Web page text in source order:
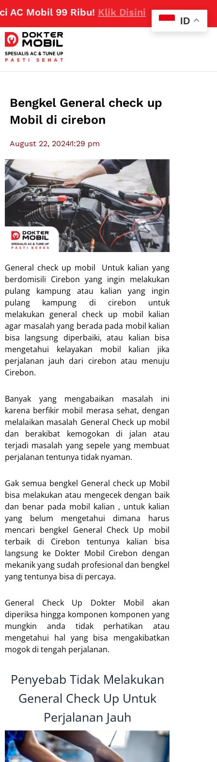
99 Ribu! Klik Disini
Bengkel General check up
Mobil di cirebon
August 22, 20241:29 pm
General check up mobil Untuk kalian yang
berdomisili Cirebon yang ingin melakukan
pulang kampung atau kalian yang ingin
pulang kampung di cirebon untuk
melakukan general check up mobil kalian
agar masalah yang berada pada mobil kalian
bisa langsung diperbaiki, atau kalian bisa
mengetahui kelayakan mobil kalian jika
perjalanan jauh dari cirebon atau menuju
Cirebon.
Banyak yang mengabaikan masalah ini
karena berfikir mobil merasa sehat, dengan
melalaikan masalah General Check up mobil
dan berakibat kemogokan di jalan atau
terjadi masalah yang sepele yang membuat
perjalanan tentunya tidak nyaman.
Gak semua bengkel General check up Mobil
bisa melakukan atau mengecek dengan baik
dan benar pada mobil kalian , untuk kalian
yang belum mengetahui dimana harus
mencari bengkel General Check Up mobil
terbaik di Cirebon tentunya kalian bisa
langsung ke Dokter Mobil Cirebon dengan
mekanik yang sudah profesional dan bengkel
yang tentunya bisa di percaya.
General Check Up Dokter Mobil akan
diperiksa hingga komponen komponen yang
mungkin anda tidak perhatikan atau
mengetahui hal yang bisa mengakibatkan
mogok di tengah perjalanan.
Penyebab Tidak Melakukan
General Check Up Untuk
Perjalanan Jauh
ID